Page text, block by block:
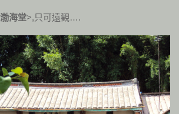
渤海堂>,只可遠觀….